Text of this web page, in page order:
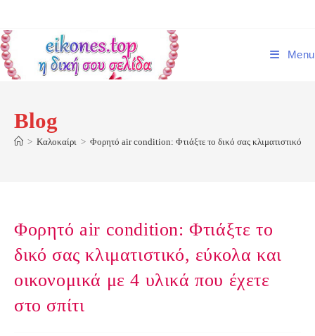
content
Menu
Blog
> Καλοκαίρι > Φορητό air condition: Φτιάξτε το δικό σας κλιματιστικό,
Φορητό air condition: Φτιάξτε το
δικό σας κλιματιστικό, εύκολα και
οικονομικά με 4 υλικά που έχετε
στο σπίτι